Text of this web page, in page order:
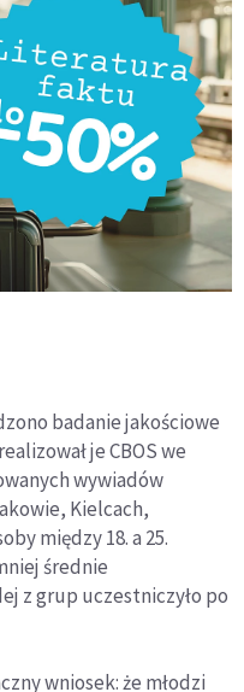
badanie jakościowe
je CBOS we
wywiadów
Kielcach,
między 18. a 25.
średnie
z grup uczestniczyło po
wniosek: że młodzi